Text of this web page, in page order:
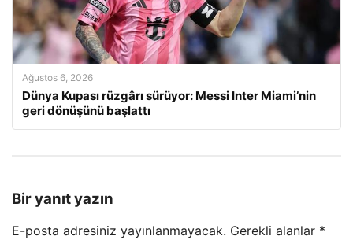
Ağustos 6, 2026
Dünya Kupası rüzgârı sürüyor: Messi Inter Miami’nin
geri dönüşünü başlattı
Bir yanıt yazın
E-posta adresiniz yayınlanmayacak. Gerekli alanlar *